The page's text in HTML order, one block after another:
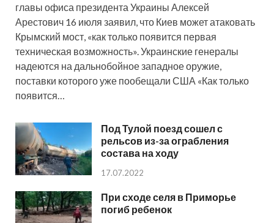
главы офиса президента Украины Алексей
Арестович 16 июля заявил, что Киев может атаковать
Крымский мост, «как только появится первая
техническая возможность». Украинские генералы
надеются на дальнобойное западное оружие,
поставки которого уже пообещали США «Как только
появится…
Под Тулой поезд сошел с
рельсов из-за ограбления
состава на ходу
17.07.2022
При сходе селя в Приморье
погиб ребенок